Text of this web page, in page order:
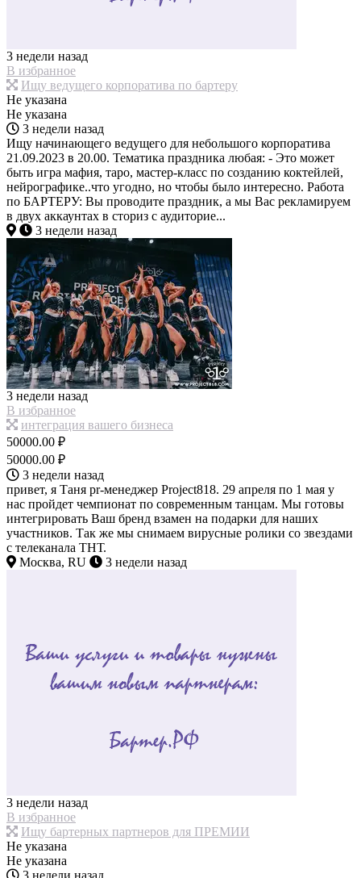
3 недели назад
В избранное
Ищу ведущего корпоратива по бартеру
Не указана
Не указана
3 недели назад
Ищу начинающего ведущего для небольшого корпоратива
21.09.2023 в 20.00. Тематика праздника любая: - Это может
быть игра мафия, таро, мастер-класс по созданию коктейлей,
нейрографике..что угодно, но чтобы было интересно. Работа
по БАРТЕРУ: Вы проводите праздник, а мы Вас рекламируем
в двух аккаунтах в сториз с аудиторие...
3 недели назад
3 недели назад
В избранное
интеграция вашего бизнеса
50000.00 ₽
50000.00 ₽
3 недели назад
привет, я Таня pr-менеджер Project818. 29 апреля по 1 мая у
нас пройдет чемпионат по современным танцам. Мы готовы
интегрировать Ваш бренд взамен на подарки для наших
участников. Так же мы снимаем вирусные ролики со звездами
с телеканала ТНТ.
Москва, RU
3 недели назад
3 недели назад
В избранное
Ищу бартерных партнеров для ПРЕМИИ
Не указана
Не указана
3 недели назад